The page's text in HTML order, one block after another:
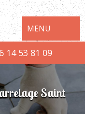
MENU
14 53 81 09
Saint